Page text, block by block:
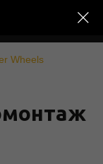
Wheels